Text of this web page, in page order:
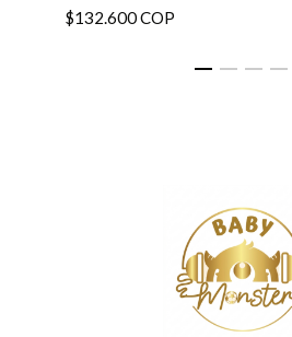
$132.600 COP